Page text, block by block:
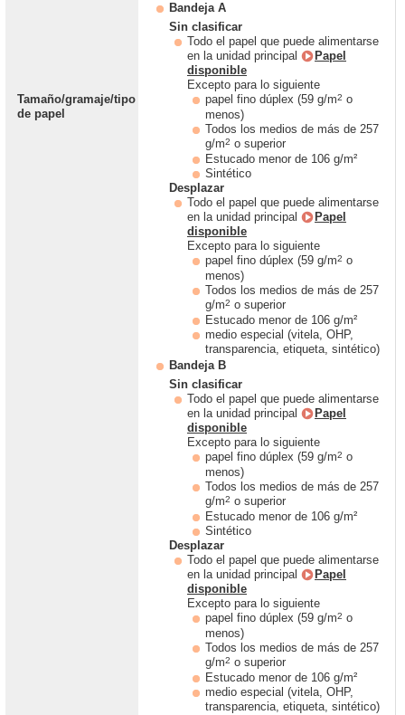
Tamaño/gramaje/tipo
de papel
Bandeja A
Sin clasificar
Todo el papel que puede alimentarse
en la unidad principal
Papel
disponible
Excepto para lo siguiente
papel fino dúplex (59 g/m2 o
menos)
Todos los medios de más de 257
g/m2 o superior
Estucado menor de 106 g/m²
Sintético
Desplazar
Todo el papel que puede alimentarse
en la unidad principal
Papel
disponible
Excepto para lo siguiente
papel fino dúplex (59 g/m2 o
menos)
Todos los medios de más de 257
g/m2 o superior
Estucado menor de 106 g/m²
medio especial (vitela, OHP,
transparencia, etiqueta, sintético)
Bandeja B
Sin clasificar
Todo el papel que puede alimentarse
en la unidad principal
Papel
disponible
Excepto para lo siguiente
papel fino dúplex (59 g/m2 o
menos)
Todos los medios de más de 257
g/m2 o superior
Estucado menor de 106 g/m²
Sintético
Desplazar
Todo el papel que puede alimentarse
en la unidad principal
Papel
disponible
Excepto para lo siguiente
papel fino dúplex (59 g/m2 o
menos)
Todos los medios de más de 257
g/m2 o superior
Estucado menor de 106 g/m²
medio especial (vitela, OHP,
transparencia, etiqueta, sintético)